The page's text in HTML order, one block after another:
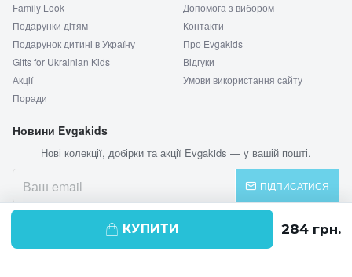
КУПИТИ
Family Look
Подарунки дітям
Подарунок дитині в Україну
Gifts for Ukrainian Kids
Акції
Поради
Допомога з вибором
Контакти
Про Evgakids
Відгуки
Умови використання сайту
Новини Evgakids
Нові колекції, добірки та акції Evgakids — у вашій пошті.
ПІДПИСАТИСЯ